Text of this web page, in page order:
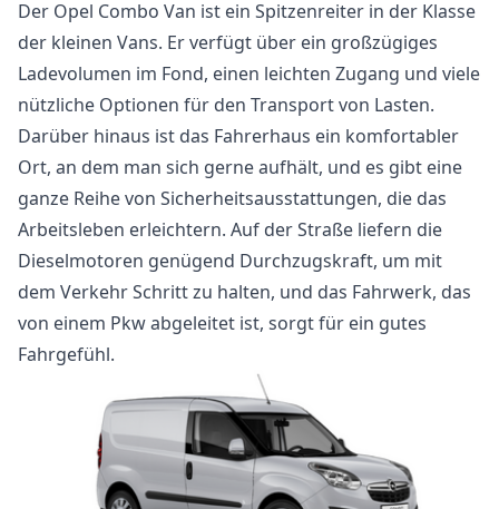
Der Opel Combo Van ist ein Spitzenreiter in der Klasse
der kleinen Vans. Er verfügt über ein großzügiges
Ladevolumen im Fond, einen leichten Zugang und viele
nützliche Optionen für den Transport von Lasten.
Darüber hinaus ist das Fahrerhaus ein komfortabler
Ort, an dem man sich gerne aufhält, und es gibt eine
ganze Reihe von Sicherheitsausstattungen, die das
Arbeitsleben erleichtern. Auf der Straße liefern die
Dieselmotoren genügend Durchzugskraft, um mit
dem Verkehr Schritt zu halten, und das Fahrwerk, das
von einem Pkw abgeleitet ist, sorgt für ein gutes
Fahrgefühl.